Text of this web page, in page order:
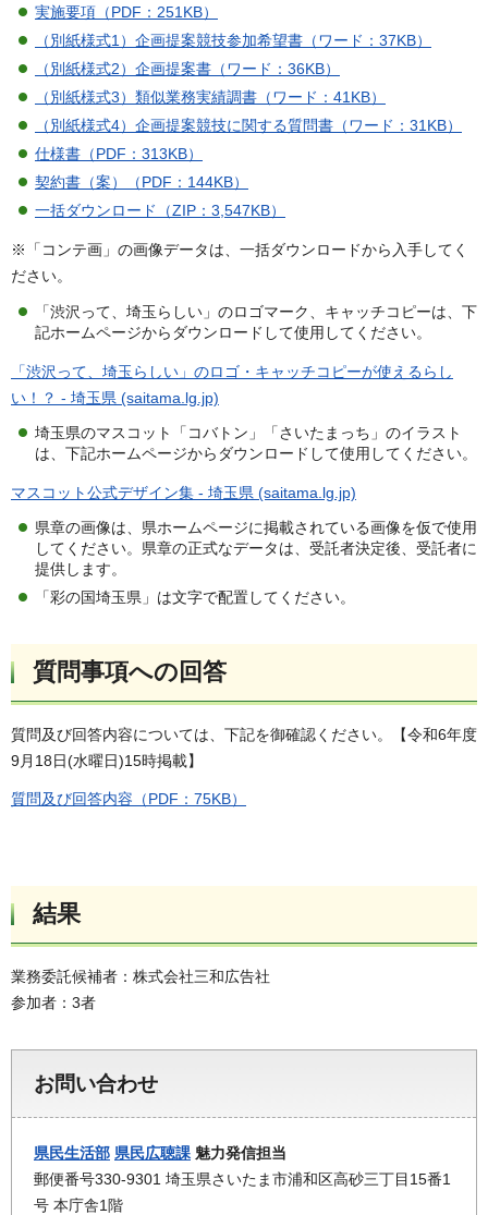
実施要項（PDF：251KB）
（別紙様式1）企画提案競技参加希望書（ワード：37KB）
（別紙様式2）企画提案書（ワード：36KB）
（別紙様式3）類似業務実績調書（ワード：41KB）
（別紙様式4）企画提案競技に関する質問書（ワード：31KB）
仕様書（PDF：313KB）
契約書（案）（PDF：144KB）
一括ダウンロード（ZIP：3,547KB）
※「コンテ画」の画像データは、一括ダウンロードから入手してく
ださい。
「渋沢って、埼玉らしい」のロゴマーク、キャッチコピーは、下
記ホームページからダウンロードして使用してください。
「渋沢って、埼玉らしい」のロゴ・キャッチコピーが使えるらし
い！？ - 埼玉県 (saitama.lg.jp)
埼玉県のマスコット「コバトン」「さいたまっち」のイラスト
は、下記ホームページからダウンロードして使用してください。
マスコット公式デザイン集 - 埼玉県 (saitama.lg.jp)
県章の画像は、県ホームページに掲載されている画像を仮で使用
してください。県章の正式なデータは、受託者決定後、受託者に
提供します。
「彩の国埼玉県」は文字で配置してください。
質問事項への回答
質問及び回答内容については、下記を御確認ください。【令和6年度
9月18日(水曜日)15時掲載】
質問及び回答内容（PDF：75KB）
結果
業務委託候補者：株式会社三和広告社
参加者：3者
お問い合わせ
県民生活部 県民広聴課 魅力発信担当
郵便番号330-9301 埼玉県さいたま市浦和区高砂三丁目15番1
号 本庁舎1階